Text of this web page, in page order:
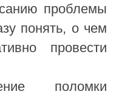
проблемы
понять, о чем
провести
поломки